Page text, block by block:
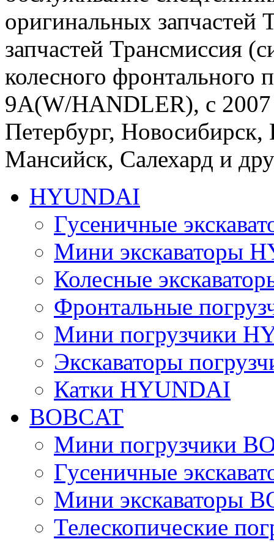
оригинальных запчастей
запчастей Трансмиссия
колесного фронтального
9A(W/HANDLER), с 2007
Петербург,
Мансийск, Салехард и
HYUNDAI
Гусеничные
Мини экскаваторы
Колесные
Фронтальные
Мини погрузчики
Экскаваторы
Катки HYUNDAI
BOBCAT
Мини погрузчики
Гусеничные
Мини экскаваторы
Телескопические